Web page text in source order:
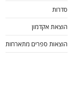
סדרות
הוצאת אקדמון
הוצאות ספרים מתארחות